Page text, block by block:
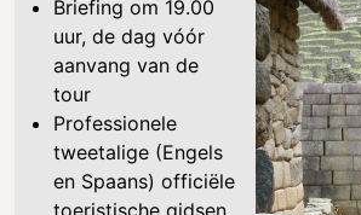
Briefing om 19.00
uur, de dag vóór
aanvang van de
tour
Professionele
tweetalige (Engels
en Spaans) officiële
toeristische gidsen.